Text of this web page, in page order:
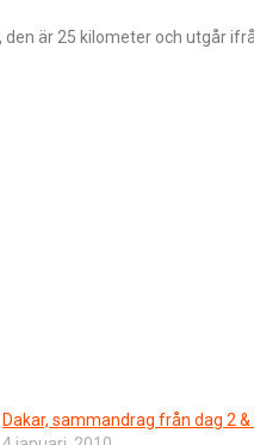
är 25 kilometer och utgår
Dakar, sammandrag från dag 2 &